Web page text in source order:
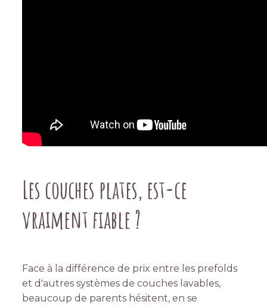
Les couches plates, est-ce
vraiment fiable ?
Face à la différence de prix entre les prefolds
et d'autres systèmes de couches lavables,
beaucoup de parents hésitent, en se